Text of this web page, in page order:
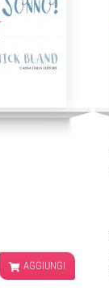
AGGIUNGI